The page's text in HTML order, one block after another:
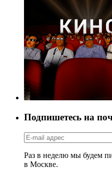
Подпишетесь на
Раз в неделю мы будем
в Москве.